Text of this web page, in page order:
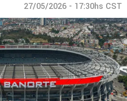
27/05/2026 - 17:30hs CST